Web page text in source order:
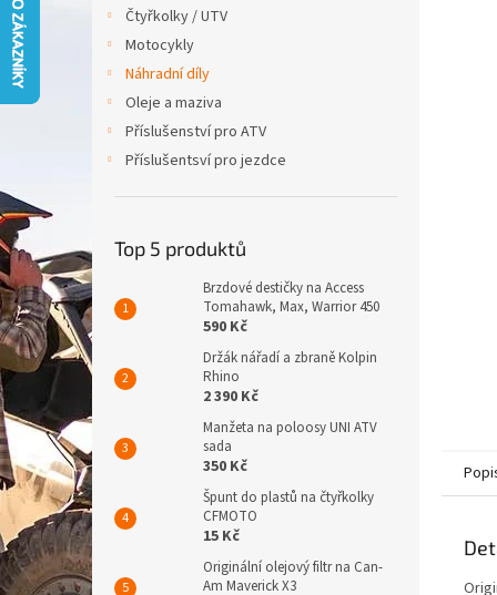
Čtyřkolky / UTV
Motocykly
Náhradní díly
Oleje a maziva
Příslušenství pro ATV
Příslušentsví pro jezdce
Top 5 produktů
Brzdové destičky na Access
Tomahawk, Max, Warrior 450
590 Kč
Držák nářadí a zbraně Kolpin
Rhino
2 390 Kč
Manžeta na poloosy UNI ATV
sada
350 Kč
Špunt do plastů na čtyřkolky
CFMOTO
15 Kč
Originální olejový filtr na Can-
Am Maverick X3